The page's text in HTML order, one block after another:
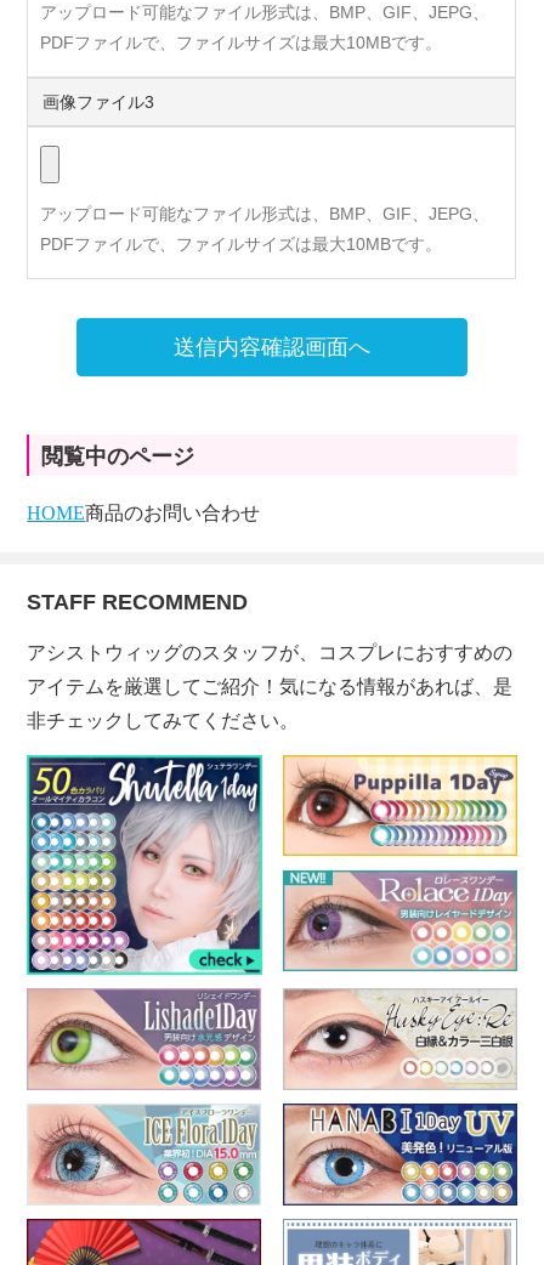
アップロード可能なファイル形式は、BMP、GIF、JEPG、
PDFファイルで、ファイルサイズは最大10MBです。
画像ファイル3
アップロード可能なファイル形式は、BMP、GIF、JEPG、
PDFファイルで、ファイルサイズは最大10MBです。
送信内容確認画面へ
閲覧中のページ
HOME商品のお問い合わせ
STAFF RECOMMEND
アシストウィッグのスタッフが、コスプレにおすすめの
アイテムを厳選してご紹介！気になる情報があれば、是
非チェックしてみてください。